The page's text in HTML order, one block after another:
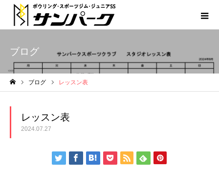
ブログ
ブログ レッスン表
レッスン表
2024.07.27